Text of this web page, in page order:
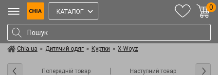
КАТАЛОГ
0
Chia.ua » Дитячий одяг » Куртки » X-Woyz
Попередній товар Наступний товар